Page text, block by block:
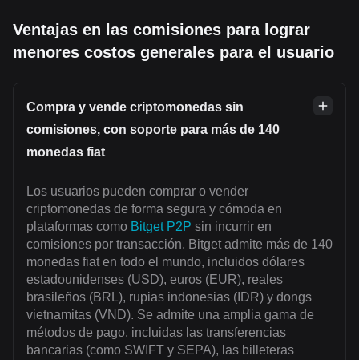
Ventajas en las comisiones para lograr
menores costos generales para el usuario
Compra y vende criptomonedas sin
comisiones, con soporte para más de 140
monedas fiat
Los usuarios pueden comprar o vender
criptomonedas de forma segura y cómoda en
plataformas como Bitget P2P sin incurrir en
comisiones por transacción. Bitget admite más de 140
monedas fiat en todo el mundo, incluidos dólares
estadounidenses (USD), euros (EUR), reales
brasileños (BRL), rupias indonesias (IDR) y dongs
vietnamitas (VND). Se admite una amplia gama de
métodos de pago, incluidas las transferencias
bancarias (como SWIFT y SEPA), las billeteras